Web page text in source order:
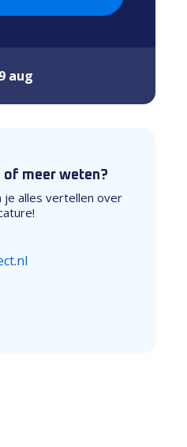
9 aug
of meer weten?
je alles vertellen over